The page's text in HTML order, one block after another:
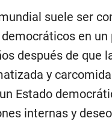
suele ser
en
después de que
y
Estado
internas y